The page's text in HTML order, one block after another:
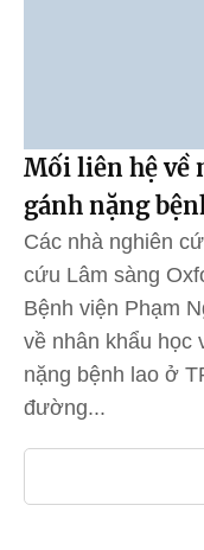
Mối liên hệ về
gánh nặng
Các nhà nghiên
cứu Lâm sàng
Bệnh viện Phạm
về nhân khẩu học
nặng bệnh lao ở
đường...